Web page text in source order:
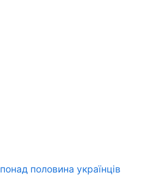
понад половина українців